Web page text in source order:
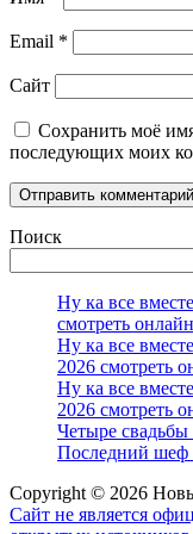
Email *
Сайт
Сохранить моё
последующих моих
Поиск
Ну ка все
смотреть онлайн
Ну ка все
2026 смотреть
Ну ка все
2026 смотреть
Четыре свадьбы
Последний шеф
Copyright © 2026
Сайт не является